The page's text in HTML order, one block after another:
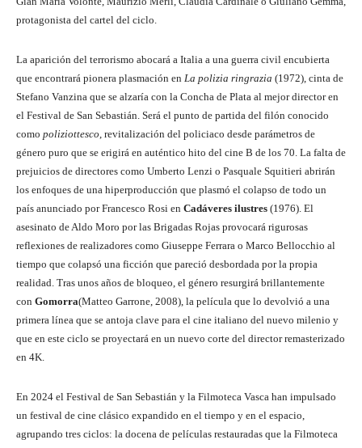
protagonista del cartel del ciclo.
La aparición del terrorismo abocará a Italia a una guerra civil encubierta
que encontrará pionera plasmación en La polizia ringrazia (1972), cinta de
Stefano Vanzina que se alzaría con la Concha de Plata al mejor director en
el Festival de San Sebastián. Será el punto de partida del filón conocido
como poliziottesco, revitalización del policiaco desde parámetros de
género puro que se erigirá en auténtico hito del cine B de los 70. La falta de
prejuicios de directores como Umberto Lenzi o Pasquale Squitieri abrirán
los enfoques de una hiperproducción que plasmó el colapso de todo un
país anunciado por Francesco Rosi en Cadáveres ilustres (1976). El
asesinato de Aldo Moro por las Brigadas Rojas provocará rigurosas
reflexiones de realizadores como Giuseppe Ferrara o Marco Bellocchio al
tiempo que colapsó una ficción que pareció desbordada por la propia
realidad. Tras unos años de bloqueo, el género resurgirá brillantemente
con Gomorra(Matteo Garrone, 2008), la película que lo devolvió a una
primera línea que se antoja clave para el cine italiano del nuevo milenio y
que en este ciclo se proyectará en un nuevo corte del director remasterizado
en 4K.
En 2024 el Festival de San Sebastián y la Filmoteca Vasca han impulsado
un festival de cine clásico expandido en el tiempo y en el espacio,
agrupando tres ciclos: la docena de películas restauradas que la Filmoteca